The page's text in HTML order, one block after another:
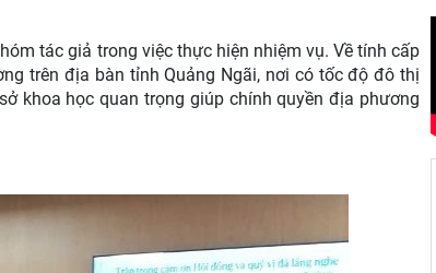
tác giả trong việc thực hiện nhiệm vụ. Về tính cấp
trên địa bàn tỉnh Quảng Ngãi, nơi có tốc độ đô thị
khoa học quan trọng giúp chính quyền địa phương